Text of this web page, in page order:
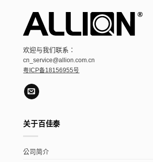
欢迎与我们联系：
cn_service@allion.com.cn
粤ICP备18156955号
关于百佳泰
公司简介